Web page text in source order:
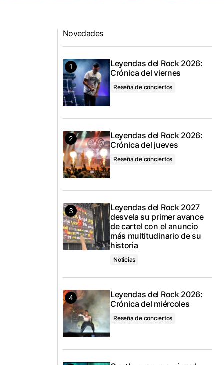
Novedades
Leyendas del Rock 2026:
Crónica del viernes
Reseña de conciertos
Leyendas del Rock 2026:
Crónica del jueves
Reseña de conciertos
Leyendas del Rock 2027
desvela su primer avance
de cartel con el anuncio
más multitudinario de su
historia
Noticias
Leyendas del Rock 2026:
Crónica del miércoles
Reseña de conciertos